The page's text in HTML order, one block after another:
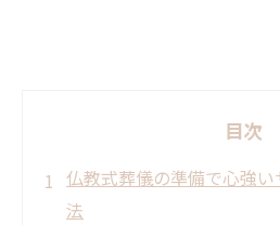
目次
仏教式葬儀の準備で心強
法